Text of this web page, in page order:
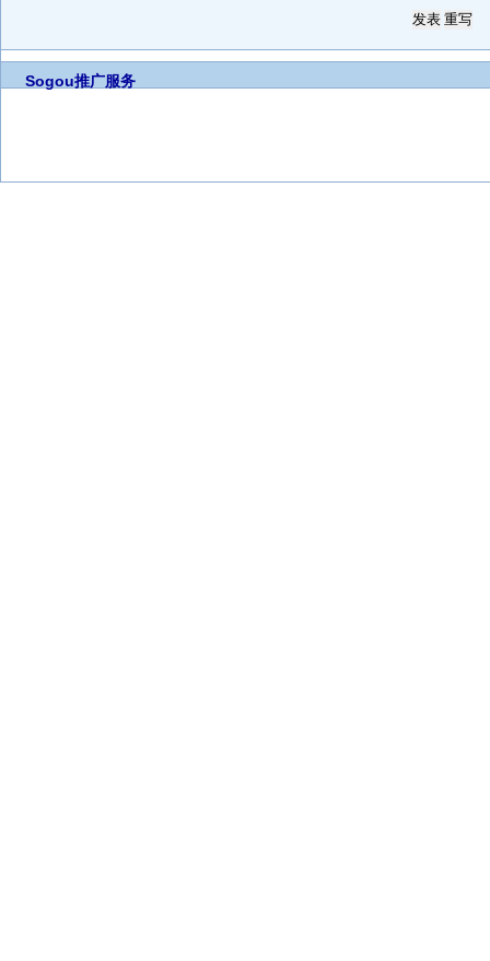
Sogou推广服务